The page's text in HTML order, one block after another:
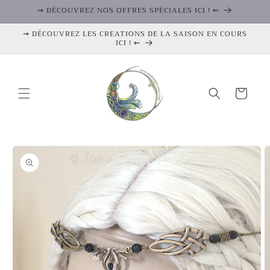
passer
au
contenu
⇝ DÉCOUVREZ NOS OFFRES SPÉCIALES ICI ! ⇜
⇝ DÉCOUVREZ LES CREATIONS DE LA SAISON EN COURS
ICI ! ⇜
Panier
Passer aux
informations
produits